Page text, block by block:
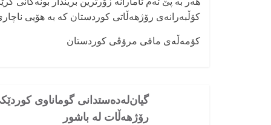
کۆڵبەرانەی رۆژھەڵاتی کوردستان کە بە هۆیی
کۆمەڵەی مافی مرۆڤی کوردستان
گیان‌له‌ده‌ستدانی گوماناوی
رۆژهه‌ڵات له‌ باشور